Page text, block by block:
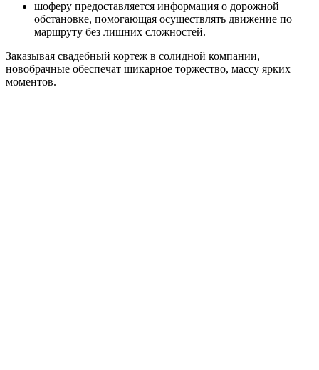
шоферу предоставляется информация о дорожной
обстановке, помогающая осуществлять движение по
маршруту без лишних сложностей.
Заказывая свадебный кортеж в солидной компании,
новобрачные обеспечат шикарное торжество, массу ярких
моментов.